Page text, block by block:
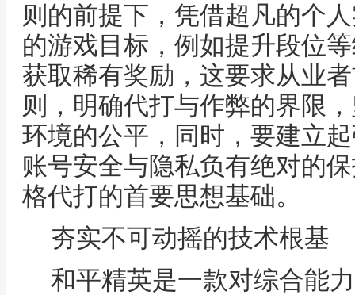
则的前提下，凭借超凡的个
的游戏目标，例如提升段位
获取稀有奖励，这要求从业
则，明确代打与作弊的界限
环境的公平，同时，要建立
账号安全与隐私负有绝对的
格代打的首要思想基础。
夯实不可动摇的技术根基
和平精英是一款对综合能